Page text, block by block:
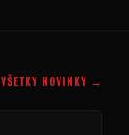
VŠETKY NOVINKY →